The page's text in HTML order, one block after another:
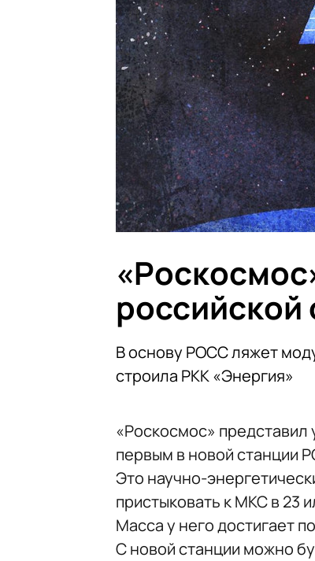
российской
В основу РОСС ляжет
строила РКК «Энергия»
«Роскосмос»
первым в новой станции
Это научно-
пристыковать к МКС в 23
Масса у него достигает
С новой станции можно